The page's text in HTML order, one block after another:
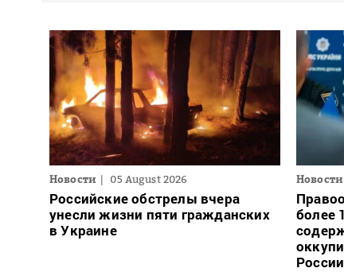
Новости 05 August 2026
Российские обстрелы вчера
унесли жизни пяти гражданских
в Украине
Новости
более
России